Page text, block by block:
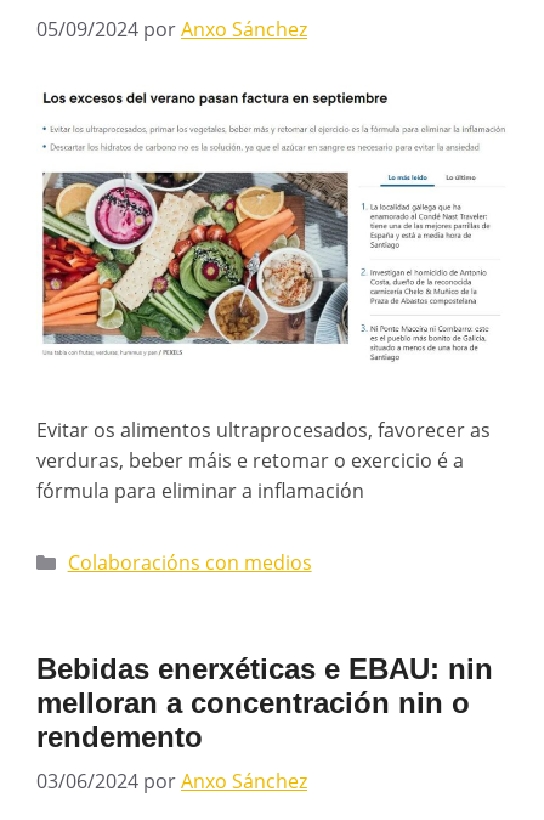
05/09/2024 porAnxo Sánchez
Evitar os alimentos ultraprocesados, favorecer as
verduras, beber máis e retomar o exercicio é a
fórmula para eliminar a inflamación
Colaboracións con medios
Bebidas enerxéticas e EBAU: nin
melloran a concentración nin o
rendemento
03/06/2024 porAnxo Sánchez